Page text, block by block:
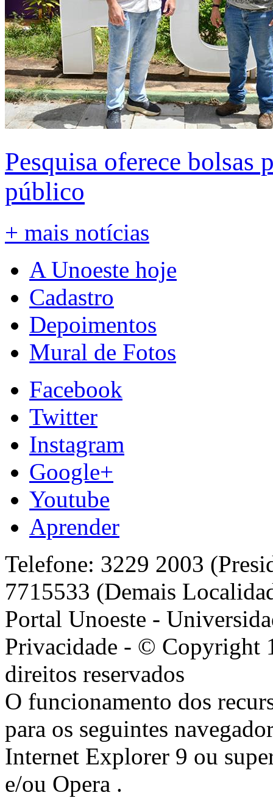
Pesquisa oferece bolsas
público
+ mais notícias
A Unoeste hoje
Cadastro
Depoimentos
Mural de Fotos
Facebook
Twitter
Instagram
Google+
Youtube
Aprender
Telefone: 3229 2003
7715533 (Demais
Portal Unoeste -
Privacidade - © Copyright
direitos reservados
O funcionamento dos
para os seguintes
Internet Explorer 9 ou
e/ou Opera .